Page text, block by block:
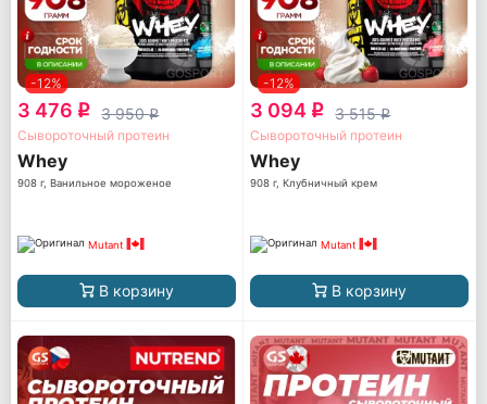
-12%
3 476 q 3 950q
Сывороточный протеин
Whey
908 г, Ванильное мороженое
Mutant
В корзину
-12%
3 094 q 3 515q
Сывороточный протеин
Whey
908 г, Клубничный крем
Mutant
В корзину